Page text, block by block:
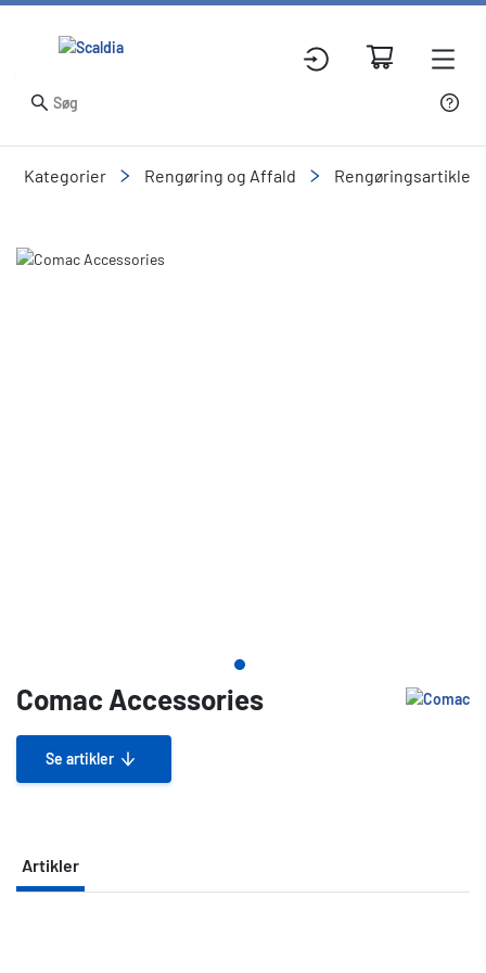
Kategorier Rengøring og Affald Rengøringsartikler
Slide 1 of 1
Comac Accessories
Se artikler
Artikler